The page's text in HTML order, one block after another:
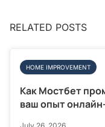
RELATED POSTS
HOME IMPROVEMENT
Как Мостбет
ваш опыт